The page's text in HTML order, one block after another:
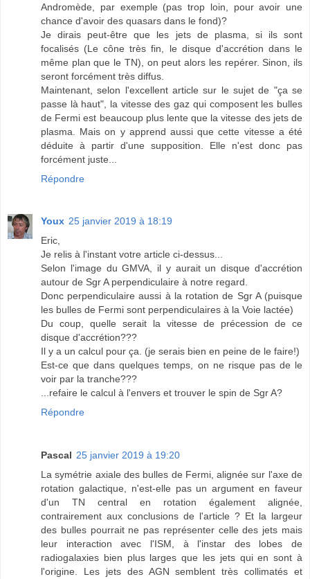
Andromède, par exemple (pas trop loin, pour avoir une
chance d'avoir des quasars dans le fond)?
Je dirais peut-être que les jets de plasma, si ils sont
focalisés (Le cône très fin, le disque d'accrétion dans le
même plan que le TN), on peut alors les repérer. Sinon, ils
seront forcément très diffus.
Maintenant, selon l'excellent article sur le sujet de "ça se
passe là haut", la vitesse des gaz qui composent les bulles
de Fermi est beaucoup plus lente que la vitesse des jets de
plasma. Mais on y apprend aussi que cette vitesse a été
déduite à partir d'une supposition. Elle n'est donc pas
forcément juste...
Répondre
Youx 25 janvier 2019 à 18:19
Eric,
Je relis à l'instant votre article ci-dessus...
Selon l'image du GMVA, il y aurait un disque d'accrétion
autour de Sgr A perpendiculaire à notre regard.
Donc perpendiculaire aussi à la rotation de Sgr A (puisque
les bulles de Fermi sont perpendiculaires à la Voie lactée)
Du coup, quelle serait la vitesse de précession de ce
disque d'accrétion???
Il y a un calcul pour ça. (je serais bien en peine de le faire!)
Est-ce que dans quelques temps, on ne risque pas de le
voir par la tranche???
...refaire le calcul à l'envers et trouver le spin de Sgr A?
Répondre
Pascal 25 janvier 2019 à 19:20
La symétrie axiale des bulles de Fermi, alignée sur l'axe de
rotation galactique, n'est-elle pas un argument en faveur
d'un TN central en rotation également alignée,
contrairement aux conclusions de l'article ? Et la largeur
des bulles pourrait ne pas représenter celle des jets mais
leur interaction avec l'ISM, à l'instar des lobes de
radiogalaxies bien plus larges que les jets qui en sont à
l'origine. Les jets des AGN semblent très collimatés et